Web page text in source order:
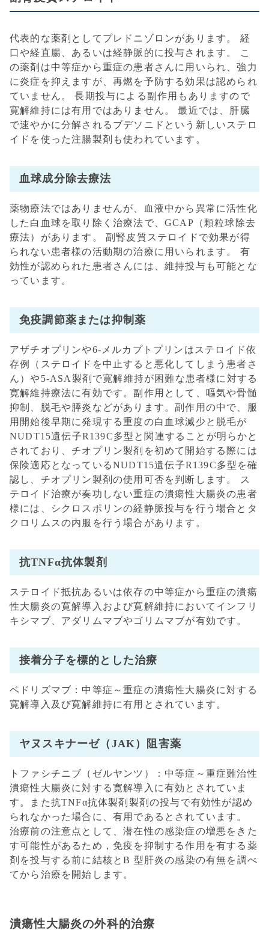
代表的な薬剤としてプレドニゾロンがあります。 経
口や経直腸、あるいは経静脈的に投与されます。 こ
の薬剤は中等症から重症の患者さんに用いられ、強力
に炎症を抑えますが、再燃を予防する効果は認められ
ていません。 長期投与による副作用もありますので
寛解維持には有用ではありません。 最近では、肝臓
で速やかに分解されるブデソニドという新しいステロ
イドを使った注腸製剤も使われています。
血球成分除去療法
薬物療法ではありませんが、血液中から異常に活性化
した白血球を取り除く治療法で、GCAP（顆粒球除去
療法）があります。 副腎皮質ステロイドで効果が得
られない患者様の活動期の治療に用いられます。 有
効性が認められた患者さんには、維持投与も可能とな
っています。
免疫調節薬または抑制薬
アザチオプリンや6-メルカプトプリンはステロイド依
存例（ステロイドを中止すると悪化してしまう患者さ
ん）や5-ASA製剤で寛解維持が困難な患者様に対する
寛解維持療法に有効です。副作用として、嘔気や骨髄
抑制、脱毛や膵炎などがあります。副作用の中で、服
用開始後早期に発現する重度の白血球減少と脱毛が
NUDT15遺伝子R139C多型と関連することが明らかと
されており、チオプリン製剤を初めて開始する際には
保険適応となっているNUDT15遺伝子R139C多型を確
認し、チオプリン製剤の使用可否を判断します。 ス
テロイド治療が奏功しない重症の潰瘍性大腸炎の患者
様には、シクロスポリンの経静脈投与を行う場合とタ
クロリムスの内服を行う場合があります。
抗TNFα抗体製剤
ステロイド抵抗あるいは依存の中等症から重症の潰瘍
性大腸炎の寛解導入および寛解維持においてインフリ
キシマブ、アダリムマブやゴリムマブが有効です。
接着分子を標的とした治療
ベドリズマブ：中等症～重症の潰瘍性大腸炎に対する
寛解導入及び寛解維持に有用とされています。
ヤヌスキナーゼ（JAK）阻害薬
トファシチニブ（ゼルヤンツ）：中等症～重症難治性
潰瘍性大腸炎に対する寛解導入に有効とされていま
す。また抗TNFα抗体製剤製剤の投与で有効性が認め
られなかった場合に、有用であるとされています。
治療前の注意点として、潜在性の感染症の増悪をきた
す可能性があるため，免疫を抑制する作用を有する薬
剤を投与する前に結核とB 型肝炎の感染の有無を調べ
てから治療を開始します。
潰瘍性大腸炎の外科的治療